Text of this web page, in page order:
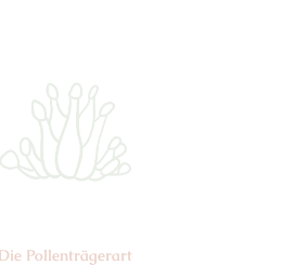
Die Pollen­trägerart